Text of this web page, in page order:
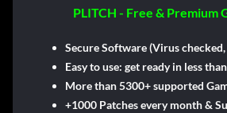
PLITCH - Free & Premium
Secure Software (Virus
Easy to use: get ready in less
More than 5300+ supported
+1000 Patches every month &